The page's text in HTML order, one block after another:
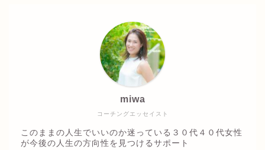
コーチングエッセイスト
miwa
このままの人生でいいのか迷っている３０代４０代女性
が今後の人生の方向性を見つけるサポート